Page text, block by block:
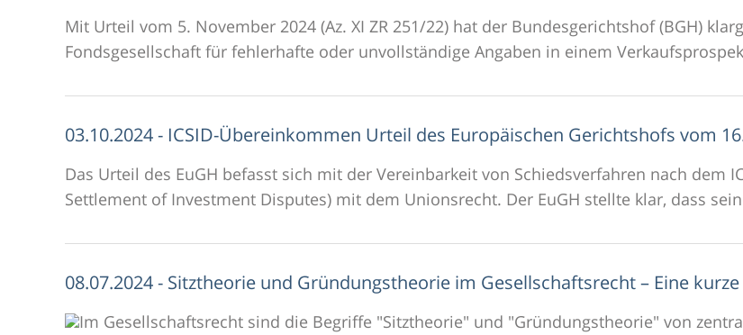
Mit Urteil vom 5. November 2024 (Az. XI ZR 251/22) hat der Bundesgerichtshof (BGH)
Fondsgesellschaft für fehlerhafte oder unvollständige Angaben in einem
03.10.2024 - ICSID-Übereinkommen Urteil des Europäischen Gerichtshofs vom
Das Urteil des EuGH befasst sich mit der Vereinbarkeit von Schiedsverfahren nach dem
Settlement of Investment Disputes) mit dem Unionsrecht. Der EuGH stellte klar, dass
08.07.2024 - Sitztheorie und Gründungstheorie im Gesellschaftsrecht – Eine
Im Gesellschaftsrecht sind die Begriffe "Sitztheorie" und "Gründungstheorie" von